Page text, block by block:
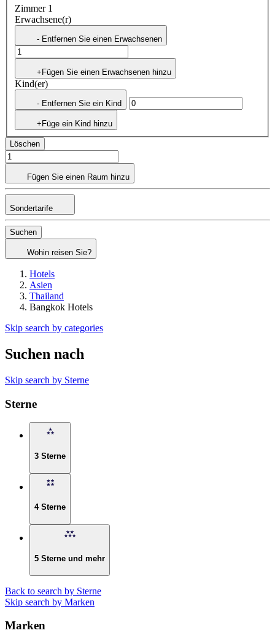
Zimmer 1
Erwachsene(r)
- Entfernen Sie einen Erwachsenen
+Fügen Sie einen Erwachsenen hinzu
Kind(er)
- Entfernen Sie ein Kind
+Füge ein Kind hinzu
Löschen
Fügen Sie einen Raum hinzu
Sondertarife
Suchen
Wohin reisen Sie?
Hotels
Asien
Thailand
Bangkok Hotels
Skip search by categories
Suchen nach
Skip search by Sterne
Sterne
3 Sterne
4 Sterne
5 Sterne und mehr
Back to search by Sterne
Skip search by Marken
Marken